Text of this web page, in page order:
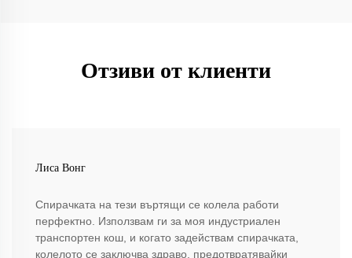
Отзиви от клиенти
Лиса Вонг
Спирачката на тези въртящи се колела работи
перфектно. Използвам ги за моя индустриален
транспортен кош, и когато задействам спирачката,
колелото се заключва здраво, предотвратявайки